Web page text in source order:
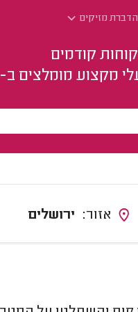
מזיקים
קודמים
מקצוע מומלצים ב-
ירושלים